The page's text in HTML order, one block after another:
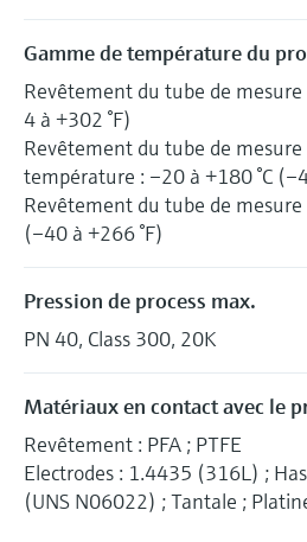
Gamme de température du
Revêtement du tube de mesure
4 à +302 °F)
Revêtement du tube de mesure
température : –20 à +180 °C
Revêtement du tube de mesure
(–40 à +266 °F)
Pression de process max.
PN 40, Class 300, 20K
Matériaux en contact avec le
Revêtement : PFA ; PTFE
Electrodes : 1.4435 (316L) ;
(UNS N06022) ; Tantale ;